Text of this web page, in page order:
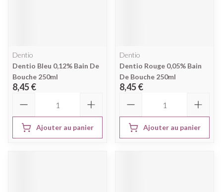
Dentio
Dentio Bleu 0,12% Bain De
Bouche 250ml
8,45 €
Ajouter au panier
Dentio
Dentio Rouge 0,05% Bain
De Bouche 250ml
8,45 €
Ajouter au panier